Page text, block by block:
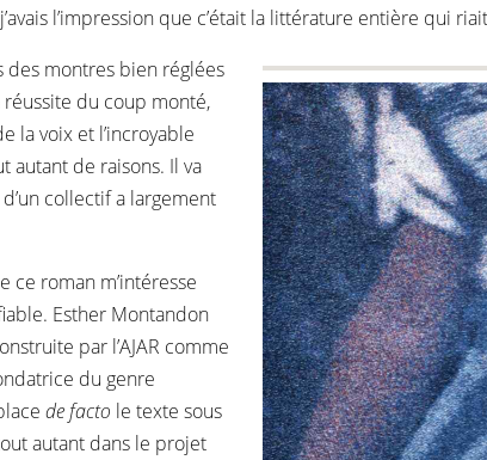
l’impression que c’était la littérature entière qui
des montres bien réglées
réussite du coup monté,
la voix et l’incroyable
autant de raisons. Il va
collectif a largement
ce roman m’intéresse
Esther Montandon
par l’AJAR comme
du genre
de facto le texte sous
autant dans le projet